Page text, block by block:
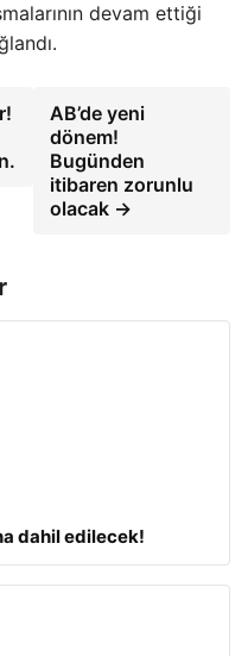
devam ettiği
AB’de yeni
dönem!
Bugünden
itibaren zorunlu
olacak →
dahil edilecek!